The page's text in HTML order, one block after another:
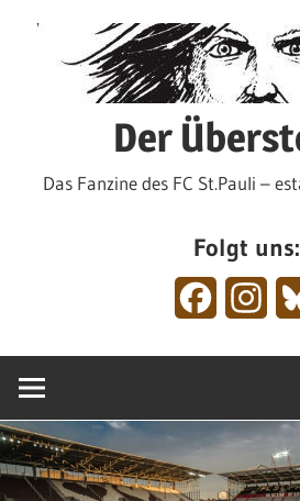
Der
Das Fanzine des FC St.Pauli –
Folgt uns:
Facebook